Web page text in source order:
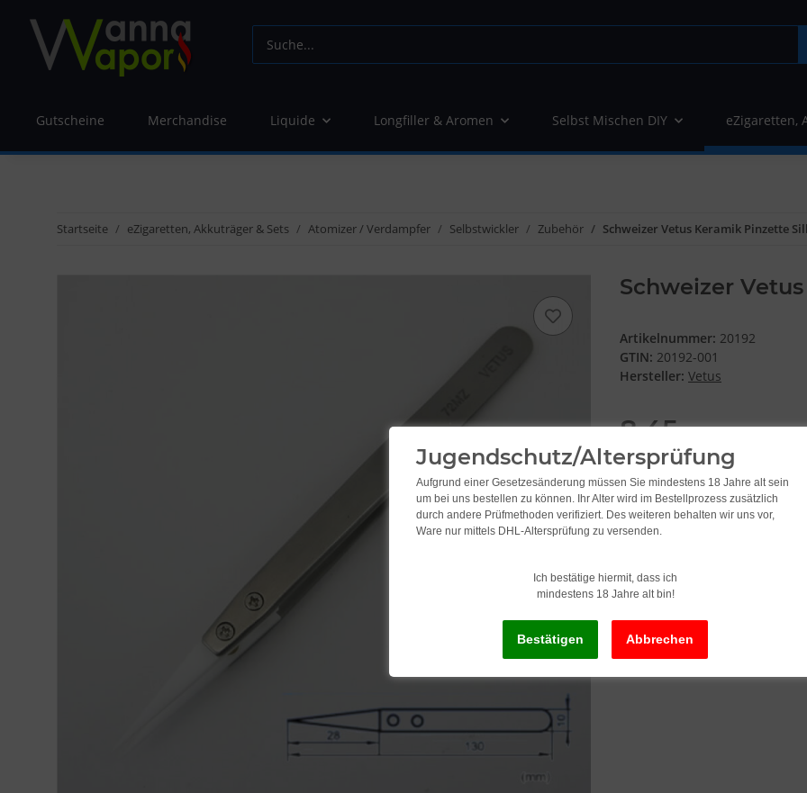
Gutscheine Merchandise Liquide Longfiller & Aromen Selbst Mischen DIY eZigaretten,
Startseite eZigaretten, Akkuträger & Sets Atomizer / Verdampfer Selbstwickler Zubehör Schweizer Vetus Keramik Pinzette
Schweizer
Artikelnummer: 20192
GTIN: 20192-001
Hersteller: Vetus
8,45
inkl. 19% USt. , zzgl.
Lieferzeit:
Jugendschutz/Altersprüfung
Aufgrund einer Gesetzesänderung müssen Sie mindestens 18 Jahre alt sein
um bei uns bestellen zu können. Ihr Alter wird im Bestellprozess zusätzlich
durch andere Prüfmethoden verifiziert. Des weiteren behalten wir uns vor,
Ware nur mittels DHL-Altersprüfung zu versenden.
Ich bestätige hiermit, dass ich
mindestens 18 Jahre alt bin!